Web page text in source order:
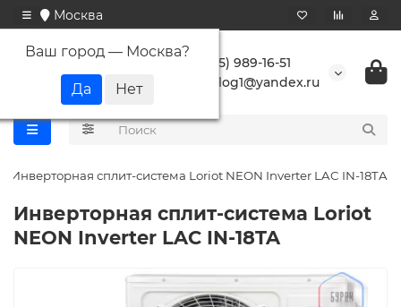
Москва
Ваш город — Москва?
+7 (495) 989-16-51
buranlog1@yandex.ru
Инверторная сплит-система Loriot NEON Inverter LAC IN-18TA
Инверторная сплит-система Loriot
NEON Inverter LAC IN-18TA